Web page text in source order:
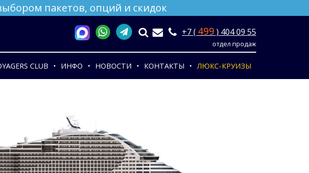
пакетов, опций и скидок
+7 ( 499 ) 404 09 55
отдел продаж
CLUB ИНФО НОВОСТИ КОНТАКТЫ ЛЮКС-КРУИЗЫ